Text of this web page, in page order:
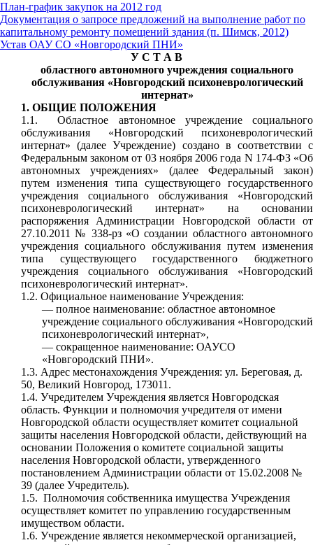
План-график закупок на 2012 год
Документация о запросе предложений на выполнение работ по
капитальному ремонту помещений здания (п. Шимск, 2012)
Устав ОАУ СО «Новгородский ПНИ»
У С Т А В
областного автономного учреждения социального
обслуживания «Новгородский психоневрологический
интернат»
1. ОБЩИЕ ПОЛОЖЕНИЯ
1.1. Областное автономное учреждение социального
обслуживания «Новгородский психоневрологический
интернат» (далее Учреждение) создано в соответствии с
Федеральным законом от 03 ноября 2006 года N 174-ФЗ «Об
автономных учреждениях» (далее Федеральный закон)
путем изменения типа существующего государственного
учреждения социального обслуживания «Новгородский
психоневрологический интернат» на основании
распоряжения Администрации Новгородской области от
27.10.2011 № 338-рз «О создании областного автономного
учреждения социального обслуживания путем изменения
типа существующего государственного бюджетного
учреждения социального обслуживания «Новгородский
психоневрологический интернат».
1.2. Официальное наименование Учреждения:
— полное наименование: областное автономное
учреждение социального обслуживания «Новгородский
психоневрологический интернат»,
— сокращенное наименование: ОАУСО
«Новгородский ПНИ».
1.3. Адрес местонахождения Учреждения: ул. Береговая, д.
50, Великий Новгород, 173011.
1.4. Учредителем Учреждения является Новгородская
область. Функции и полномочия учредителя от имени
Новгородской области осуществляет комитет социальной
защиты населения Новгородской области, действующий на
основании Положения о комитете социальной защиты
населения Новгородской области, утвержденного
постановлением Администрации области от 15.02.2008 №
39 (далее Учредитель).
1.5. Полномочия собственника имущества Учреждения
осуществляет комитет по управлению государственным
имуществом области.
1.6. Учреждение является некоммерческой организацией,